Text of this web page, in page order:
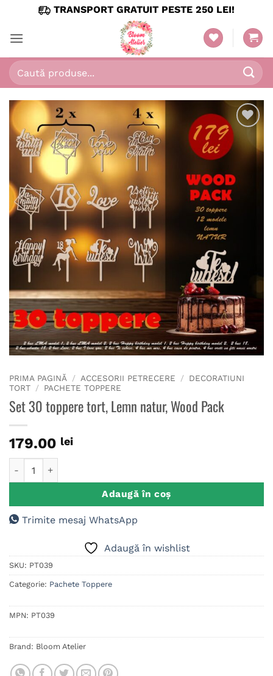
content
TRANSPORT GRATUIT PESTE 250 LEI!
Caută
după:
Adaugă
wishlist
PRIMA PAGINĂ / ACCESORII PETRECERE / DECORATIUNI
TORT / PACHETE TOPPERE
Set 30 toppere tort, Lemn natur, Wood Pack
179.00 lei
Adaugă în coș
Trimite mesaj WhatsApp
Adaugă în wishlist
SKU: PT039
Categorie: Pachete Toppere
MPN: PT039
Brand: Bloom Atelier